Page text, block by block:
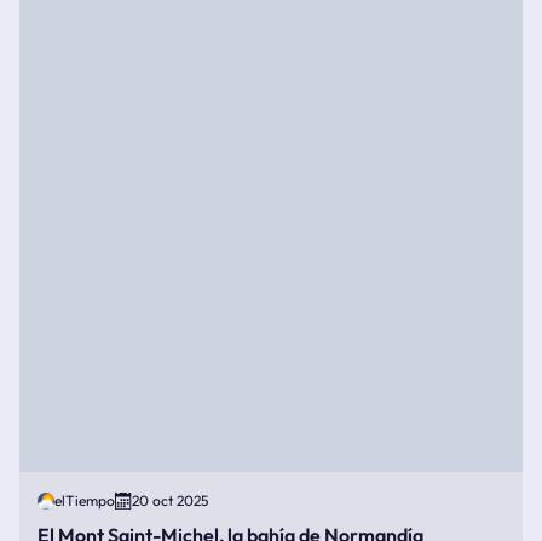
elTiempo 20 oct 2025
El Mont Saint-Michel, la bahía de Normandía